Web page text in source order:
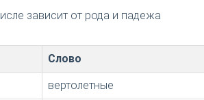
зависит от рода и падежа
Слово
вертолетные